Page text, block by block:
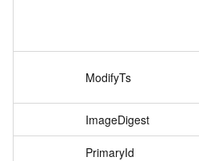
ModifyTs
ImageDigest
PrimaryId